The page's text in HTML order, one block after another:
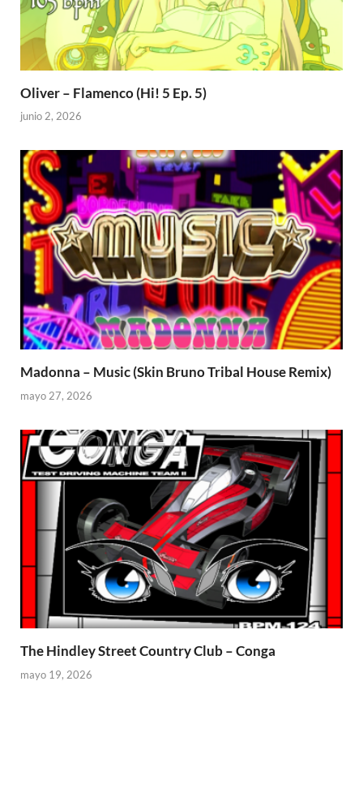
Oliver – Flamenco (Hi! 5 Ep. 5)
junio 2, 2026
Madonna – Music (Skin Bruno Tribal House Remix)
mayo 27, 2026
The Hindley Street Country Club – Conga
mayo 19, 2026